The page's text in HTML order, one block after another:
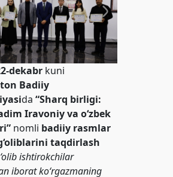
dekabr kuni
Badiiy
da“Sharq birligi:
Iravoniy va o‘zbek
nomli badiiy rasmlar
taqdirlash
ishtirokchilar
iborat ko‘rgazmaning